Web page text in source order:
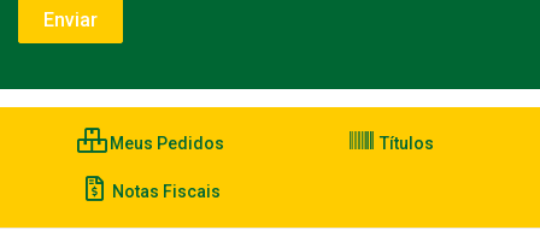
Meus Pedidos Títulos
Notas Fiscais